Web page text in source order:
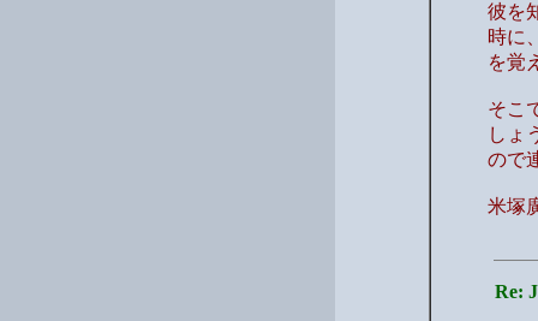
彼を
時に
を覚
そこ
しょ
ので
米塚
Re: